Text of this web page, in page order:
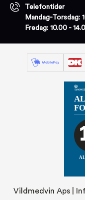
Telefontider
Mandag-Torsdag:
Fredag: 10.00 -
Vildmedvin Aps |